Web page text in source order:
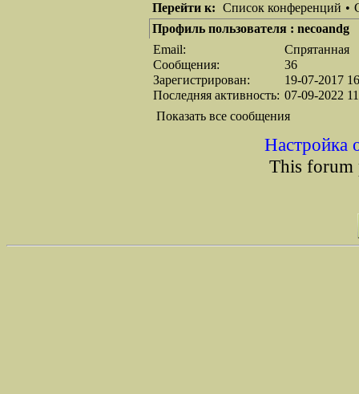
Перейти к: Список конференций •
Профиль пользователя : necoandg
Email:
Спрятанная
Сообщения:
36
Зарегистрирован:
19-07-2017
Последняя активность: 07-09-2022
Показать все сообщения
Настройка
This